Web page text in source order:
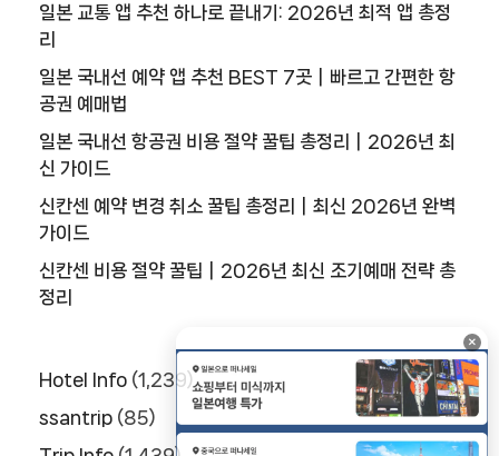
×
일본 교통 앱 추천 하나로 끝내기: 2026년 최적 앱 총정
리
일본 국내선 예약 앱 추천 BEST 7곳｜빠르고 간편한 항
공권 예매법
일본 국내선 항공권 비용 절약 꿀팁 총정리｜2026년 최
신 가이드
신칸센 예약 변경 취소 꿀팁 총정리｜최신 2026년 완벽
가이드
신칸센 비용 절약 꿀팁｜2026년 최신 조기예매 전략 총
정리
Hotel Info (1,239)
ssantrip (85)